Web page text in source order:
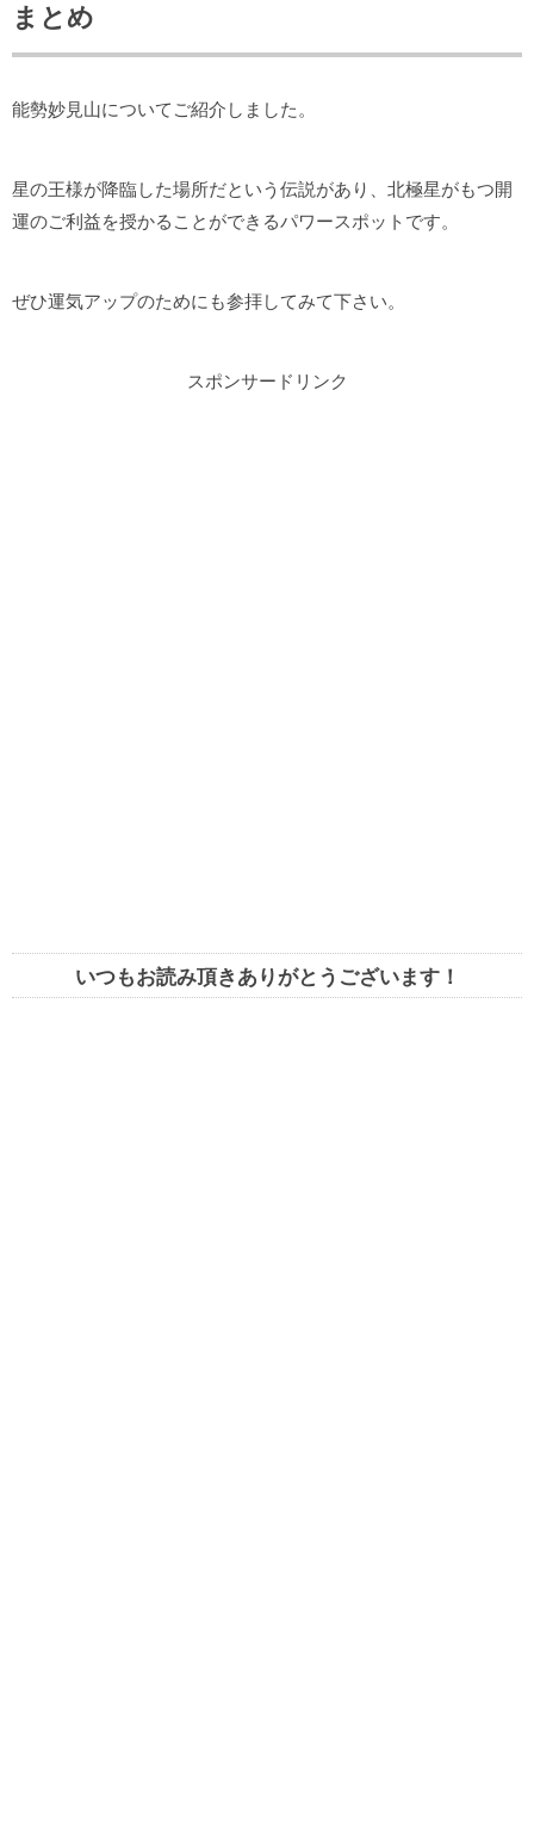
まとめ
能勢妙見山についてご紹介しました。
星の王様が降臨した場所だという伝説があり、北極星がもつ開
運のご利益を授かることができるパワースポットです。
ぜひ運気アップのためにも参拝してみて下さい。
スポンサードリンク
いつもお読み頂きありがとうございます！